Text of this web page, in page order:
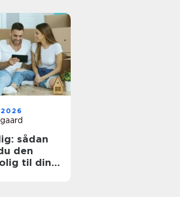
sådan
den
til din